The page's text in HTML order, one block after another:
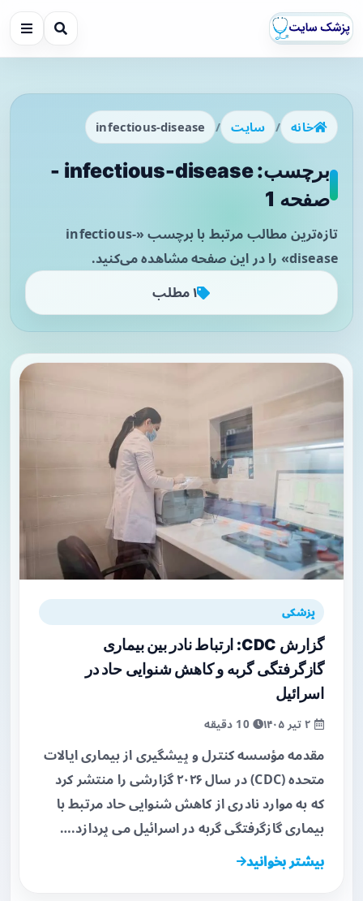
خانه / سایت /
infectious-disease
برچسب: infectious-disease -
صفحه 1
تازه‌ترین مطالب مرتبط با برچسب «infectious-
disease» را در این صفحه مشاهده می‌کنید.
۱ مطلب
پزشکی
گزارش CDC: ارتباط نادر بین بیماری
گازگرفتگی گربه و کاهش شنوایی حاد در
اسرائیل
10 دقیقه
مقدمه مؤسسه کنترل و پیشگیری از بیماری ایالات
متحده (CDC) در سال ۲۰۲۶ گزارشی را منتشر کرد
که به موارد نادری از کاهش شنوایی حاد مرتبط با
بیماری گازگرفتگی گربه در اسرائیل می پردازد.…
بیشتر بخوانید